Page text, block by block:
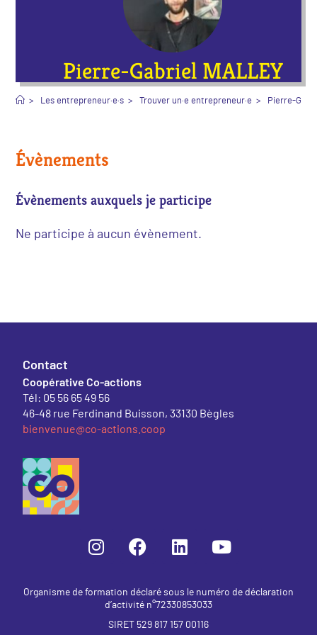
Pierre-Gabriel MALLEY
> Les entrepreneur·e·s > Trouver un·e entrepreneur·e > Pierre-
Évènements
Évènements auxquels je participe
Ne participe à aucun évènement.
Contact
Coopérative Co-actions
Tél: 05 56 65 49 56
46-48 rue Ferdinand Buisson, 33130 Bègles
bienvenue@co-actions.coop
Organisme de formation déclaré sous le numéro de déclaration
d’activité n°72330853033
SIRET 529 817 157 00116